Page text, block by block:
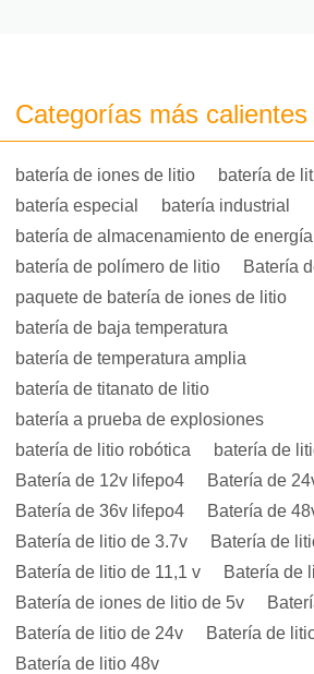
Categorías más calientes
batería de iones de litio
batería de
batería especial
batería industrial
batería de almacenamiento de energía
batería de polímero de litio
Batería
paquete de batería de iones de litio
batería de baja temperatura
batería de temperatura amplia
batería de titanato de litio
batería a prueba de explosiones
batería de litio robótica
batería de
Batería de 12v lifepo4
Batería de
Batería de 36v lifepo4
Batería de
Batería de litio de 3.7v
Batería de
Batería de litio de 11,1 v
Batería de
Batería de iones de litio de 5v
Batería de litio de 24v
Batería de
Batería de litio 48v